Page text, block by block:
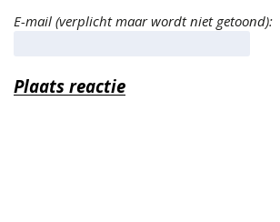
E-mail (verplicht maar wordt niet getoond):